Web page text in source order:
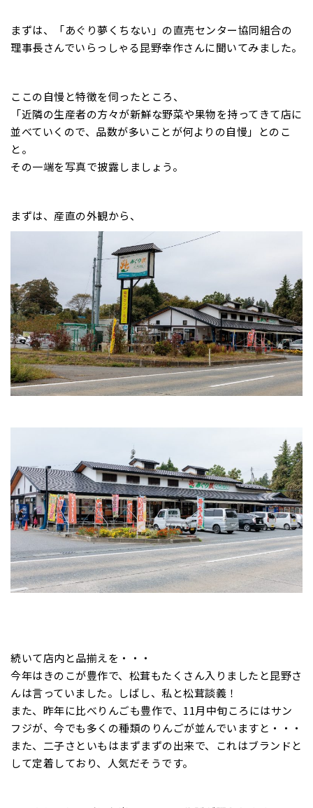
まずは、「あぐり夢くちない」の直売センター協同組合の
理事長さんでいらっしゃる昆野幸作さんに聞いてみました。
ここの自慢と特徴を伺ったところ、
「近隣の生産者の方々が新鮮な野菜や果物を持ってきて店に
並べていくので、品数が多いことが何よりの自慢」とのこ
と。
その一端を写真で披露しましょう。
まずは、産直の外観から、
続いて店内と品揃えを・・・
今年はきのこが豊作で、松茸もたくさん入りましたと昆野さ
んは言っていました。しばし、私と松茸談義！
また、昨年に比べりんごも豊作で、11月中旬ころにはサン
フジが、今でも多くの種類のりんごが並んでいますと・・・
また、二子さといもはまずまずの出来で、これはブランドと
して定着しており、人気だそうです。